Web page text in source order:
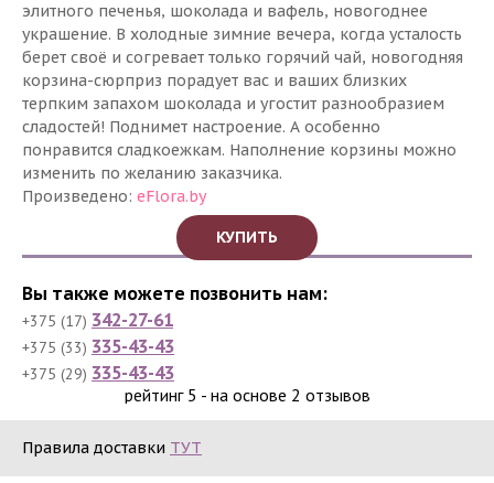
элитного печенья, шоколада и вафель, новогоднее
украшение. В холодные зимние вечера, когда усталость
берет своё и согревает только горячий чай, новогодняя
корзина-сюрприз порадует вас и ваших близких
терпким запахом шоколада и угостит разнообразием
сладостей! Поднимет настроение. А особенно
понравится сладкоежкам. Наполнение корзины можно
изменить по желанию заказчика.
Произведено: eFlora.by
КУПИТЬ
Вы также можете позвонить нам:
+375 (17) 342-27-61
+375 (33) 335-43-43
+375 (29) 335-43-43
рейтинг 5​​ - на основе 2 отзывов
Правила доставки ТУТ